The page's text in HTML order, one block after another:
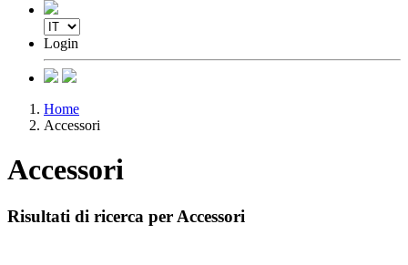
Login
Home
Accessori
Accessori
Risultati di ricerca per Accessori